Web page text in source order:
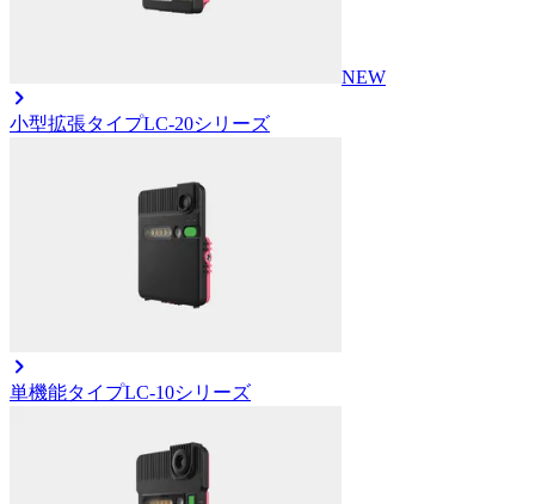
NEW
小型拡張タイプLC-20シリーズ
単機能タイプLC-10シリーズ